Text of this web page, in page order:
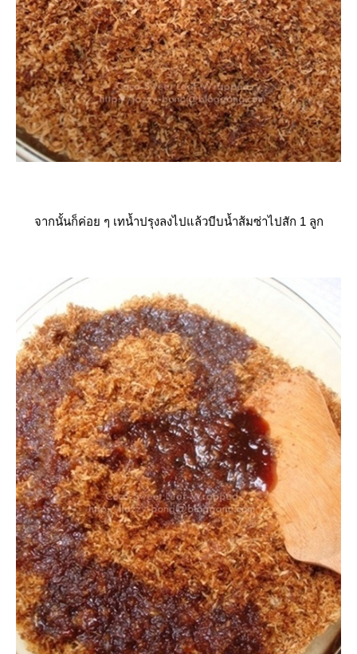
จากนั้นก็ค่อย ๆ เทน้ำปรุงลงไปแล้วบีบน้ำส้มซ่าไปสัก 1 ลูก